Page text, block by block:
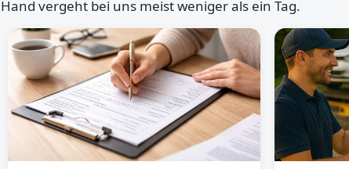
vergeht bei uns meist weniger als ein Tag.